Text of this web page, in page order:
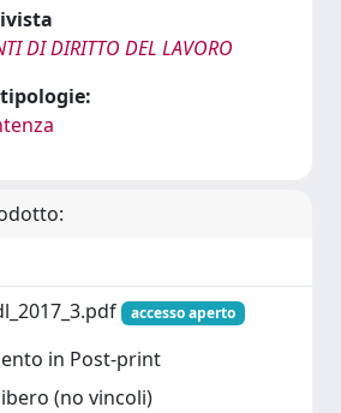
DI DIRITTO DEL LAVORO
accesso aperto
in Post-print
(no vincoli)